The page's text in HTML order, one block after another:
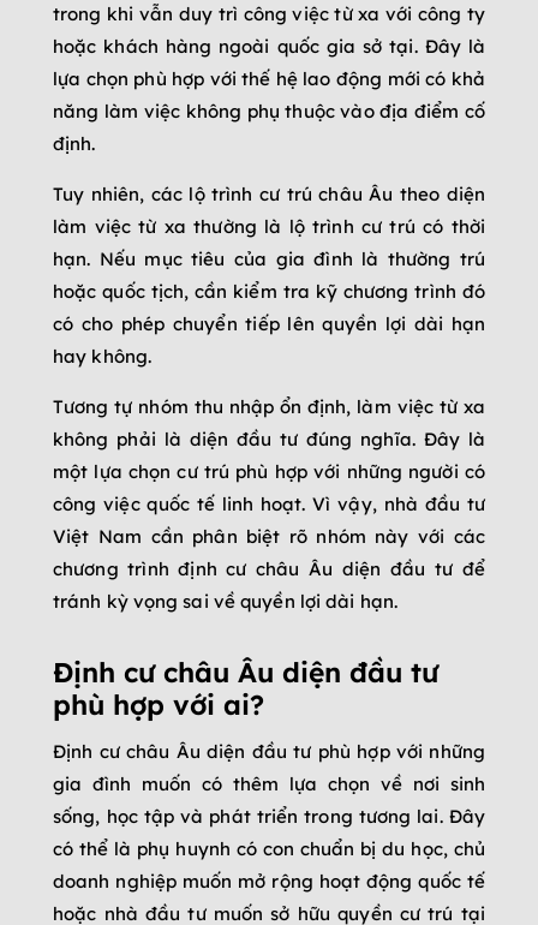
trong khi vẫn duy trì công việc từ xa với công ty
hoặc khách hàng ngoài quốc gia sở tại. Đây là
lựa chọn phù hợp với thế hệ lao động mới có khả
năng làm việc không phụ thuộc vào địa điểm cố
định.
Tuy nhiên, các lộ trình cư trú châu Âu theo diện
làm việc từ xa thường là lộ trình cư trú có thời
hạn. Nếu mục tiêu của gia đình là thường trú
hoặc quốc tịch, cần kiểm tra kỹ chương trình đó
có cho phép chuyển tiếp lên quyền lợi dài hạn
hay không.
Tương tự nhóm thu nhập ổn định, làm việc từ xa
không phải là diện đầu tư đúng nghĩa. Đây là
một lựa chọn cư trú phù hợp với những người có
công việc quốc tế linh hoạt. Vì vậy, nhà đầu tư
Việt Nam cần phân biệt rõ nhóm này với các
chương trình định cư châu Âu diện đầu tư để
tránh kỳ vọng sai về quyền lợi dài hạn.
Định cư châu Âu diện đầu tư
phù hợp với ai?
Định cư châu Âu diện đầu tư phù hợp với những
gia đình muốn có thêm lựa chọn về nơi sinh
sống, học tập và phát triển trong tương lai. Đây
có thể là phụ huynh có con chuẩn bị du học, chủ
doanh nghiệp muốn mở rộng hoạt động quốc tế
hoặc nhà đầu tư muốn sở hữu quyền cư trú tại